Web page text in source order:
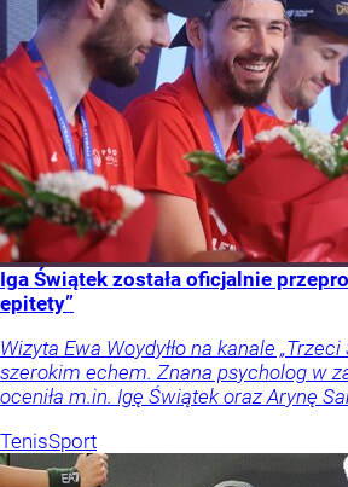
Iga Świątek została oficjalnie
epitety”
Wizyta Ewa Woydyłło na kanale „Trzeci
szerokim echem. Znana psycholog w
oceniła m.in. Igę Świątek oraz Arynę
TenisSport